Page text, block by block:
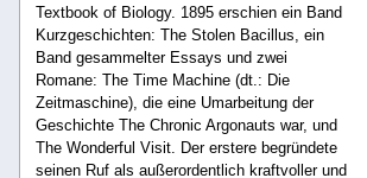
Textbook of Biology. 1895 erschien ein Band
Kurzgeschichten: The Stolen Bacillus, ein
Band gesammelter Essays und zwei
Romane: The Time Machine (dt.: Die
Zeitmaschine), die eine Umarbeitung der
Geschichte The Chronic Argonauts war, und
The Wonderful Visit. Der erstere begründete
seinen Ruf als außerordentlich kraftvoller und